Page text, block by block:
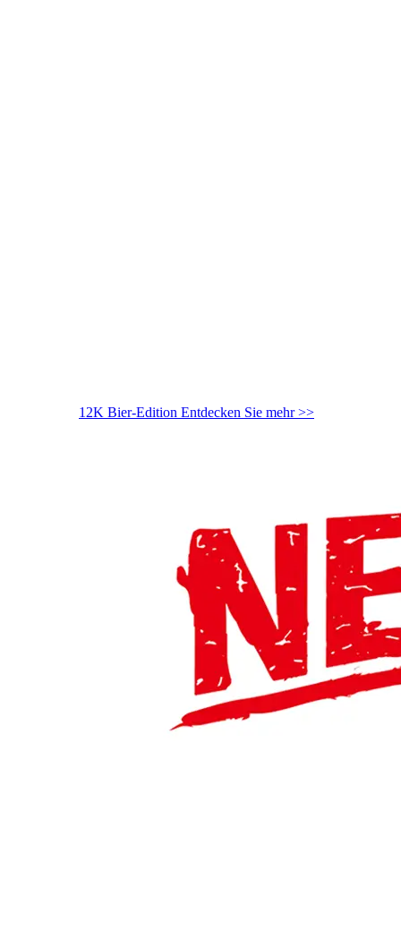
12K Bier-Edition Entdecken Sie mehr >>